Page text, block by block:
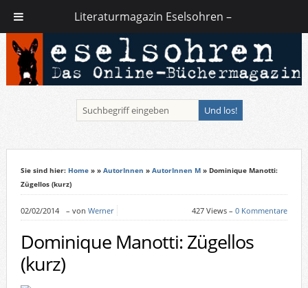
Sie sind hier: Home» » AutorInnen » AutorInnen M» Dominique Manotti:
Zügellos (kurz)
02/02/2014 – von Werner 427 Views –0 Kommentare
Dominique Manotti: Zügellos
(kurz)
Literaturmagazin Eselsohren –